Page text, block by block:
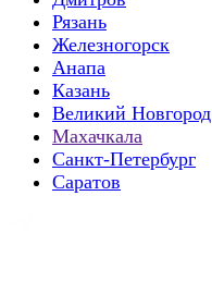
Рязань
Железногорск
Анапа
Казань
Великий Новгород
Махачкала
Санкт-Петербург
Саратов